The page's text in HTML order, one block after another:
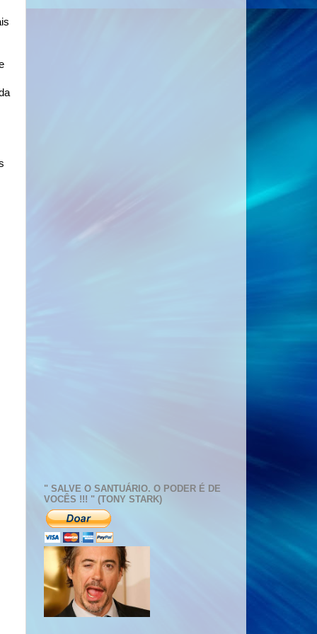
" SALVE O SANTUÁRIO. O PODER É DE
VOCÊS !!! " (TONY STARK)